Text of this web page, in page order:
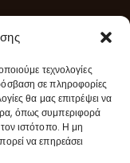
τεχνολογίες
σε πληροφορίες
θα μας επιτρέψει να
όπως συμπεριφορά
ιστότοπο. Η μη
να επηρεάσει